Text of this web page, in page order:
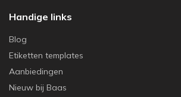
Handige links
Blog
Etiketten templates
Aanbiedingen
Nieuw bij Baas